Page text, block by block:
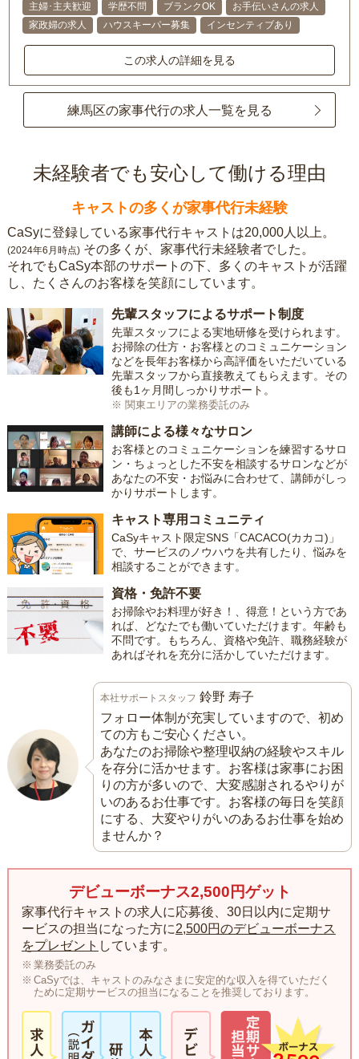
主婦･主夫歓迎
学歴不問 ブランクOK
お手伝いさんの求人
家政婦の求人
ハウスキーパー募集 インセンティブあり
この求人の詳細を見る
練馬区の家事代行の求人一覧を見る
未経験者でも安心して働ける理由
キャストの多くが家事代行未経験
CaSyに登録している家事代行キャストは20,000人以上。
(2024年6月時点) その多くが、家事代行未経験者でした。
それでもCaSy本部のサポートの下、多くのキャストが活躍
し、たくさんのお客様を笑顔にしています。
先輩スタッフによるサポート制度
先輩スタッフによる実地研修を受けられます。
お掃除の仕方・お客様とのコミュニケーション
などを長年お客様から高評価をいただいている
先輩スタッフから直接教えてもらえます。その
後も1ヶ月間しっかりサポート。
※ 関東エリアの業務委託のみ
講師による様々なサロン
お客様とのコミュニケーションを練習するサロ
ン・ちょっとした不安を相談するサロンなどが
あなたの不安・お悩みに合わせて、講師がしっ
かりサポートします。
キャスト専用コミュニティ
CaSyキャスト限定SNS「CACACO(カカコ)」
で、サービスのノウハウを共有したり、悩みを
相談することができます。
資格・免許不要
お掃除やお料理が好き！、得意！という方であ
れば、どなたでも働いていただけます。年齢も
不問です。もちろん、資格や免許、職務経験が
あればそれを充分に活かしていただけます。
本社サポートスタッフ 鈴野 寿子
フォロー体制が充実していますので、初め
ての方もご安心ください。
あなたのお掃除や整理収納の経験やスキル
を存分に活かせます。お客様は家事にお困
りの方が多いので、大変感謝されるやりが
いのあるお仕事です。お客様の毎日を笑顔
にする、大変やりがいのあるお仕事を始め
ませんか？
デビューボーナス2,500円ゲット
家事代行キャストの求人に応募後、30日以内に定期サ
ービスの担当になった方に2,500円のデビューボーナス
をプレゼント しています。
業務委託のみ
CaSyでは、キャストのみなさまに安定的な収入を得ていただく
ために定期サービスの担当になることを推奨しております。